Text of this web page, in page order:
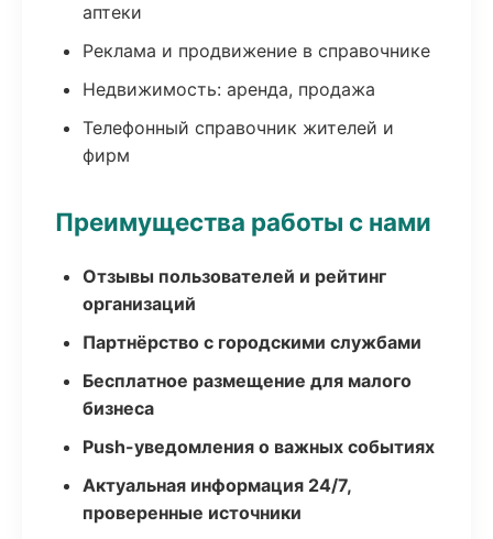
аптеки
Реклама и продвижение в справочнике
Недвижимость: аренда, продажа
Телефонный справочник жителей и
фирм
Преимущества работы с нами
Отзывы пользователей и рейтинг
организаций
Партнёрство с городскими службами
Бесплатное размещение для малого
бизнеса
Push-уведомления о важных событиях
Актуальная информация 24/7,
проверенные источники